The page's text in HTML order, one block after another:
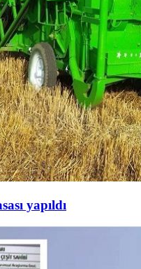
yapıldı